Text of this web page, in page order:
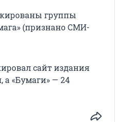
группы
(признано СМИ-
сайт издания
а «Бумаги» — 24